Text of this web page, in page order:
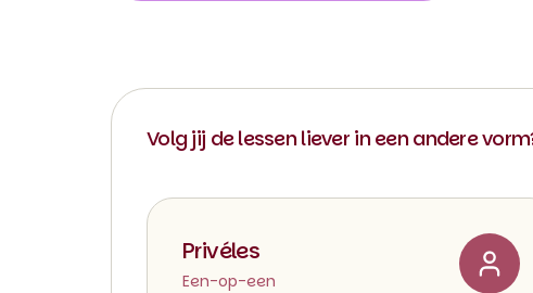
Volg jij de lessen liever in een andere
Privéles
Een-op-een